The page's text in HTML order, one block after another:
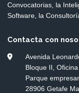
Convocatorias, la
Software, la
Contacta con
Avenida
Bloque II,
Parque
28906 Getafe